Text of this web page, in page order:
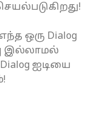
ஒரு Dialog
இல்லாமல்
ஐடியை